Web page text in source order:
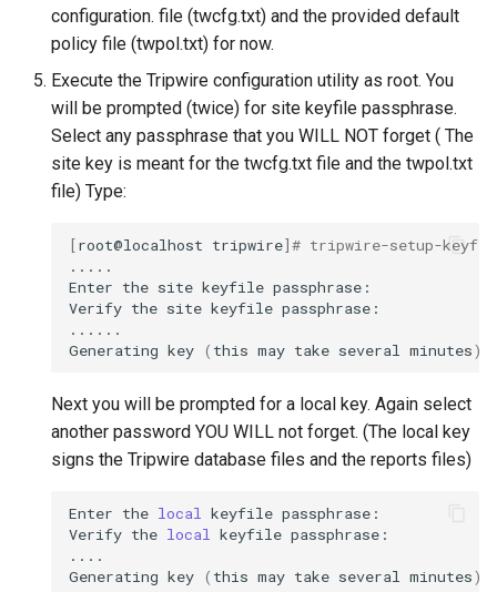
configuration. file (twcfg.txt) and the provided default
policy file (twpol.txt) for now.
Execute the Tripwire configuration utility as root. You
will be prompted (twice) for site keyfile passphrase.
Select any passphrase that you WILL NOT forget ( The
site key is meant for the twcfg.txt file and the twpol.txt
file) Type:
[root@localhost tripwire]# tripwire-setup-
.....
Enter the site keyfile passphrase:
Verify the site keyfile passphrase:
......
Generating key ( this may take several minutes)
Next you will be prompted for a local key. Again select
another password YOU WILL not forget. (The local key
signs the Tripwire database files and the reports files)
Enter the local keyfile passphrase:
Verify the local keyfile passphrase:
....
Generating key ( this may take several minutes)